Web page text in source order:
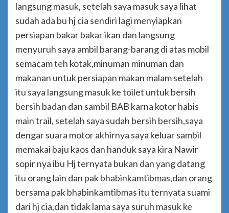
langsung masuk, setelah saya masuk saya lihat
sudah ada bu hj cia sendiri lagi menyiapkan
persiapan bakar bakar ikan dan langsung
menyuruh saya ambil barang-barang di atas mobil
semacam teh kotak,minuman minuman dan
makanan untuk persiapan makan malam setelah
itu saya langsung masuk ke toilet untuk bersih
bersih badan dan sambil BAB karna kotor habis
main trail, setelah saya sudah bersih bersih,saya
dengar suara motor akhirnya saya keluar sambil
memakai baju kaos dan handuk saya kira Nawir
sopir nya ibu Hj ternyata bukan dan yang datang
itu orang lain dan pak bhabinkamtibmas,dan orang
bersama pak bhabinkamtibmas itu ternyata suami
dari hj cia,dan tidak lama saya suruh masuk ke